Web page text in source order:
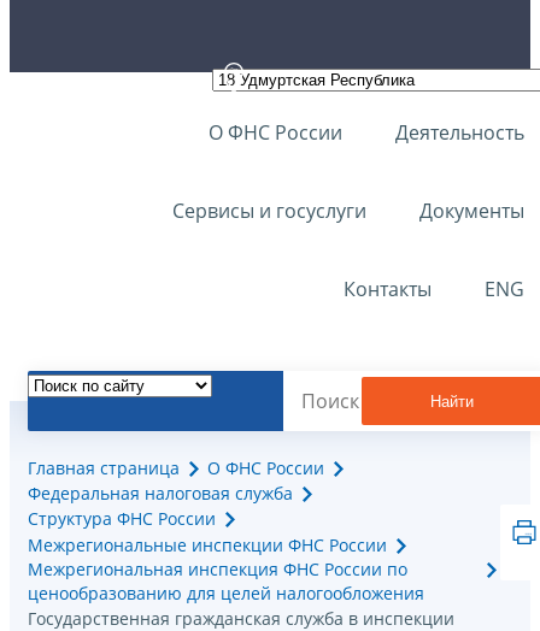
О ФНС России Деятельность
Сервисы и госуслуги Документы
Контакты ENG
Найти
Главная страница
О ФНС России
Федеральная налоговая служба
Структура ФНС России
Межрегиональные инспекции ФНС России
Межрегиональная инспекция ФНС России по
ценообразованию для целей налогообложения
Государственная гражданская служба в инспекции